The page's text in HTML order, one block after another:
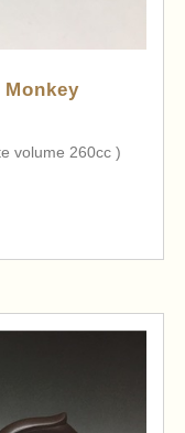
volume 260cc )